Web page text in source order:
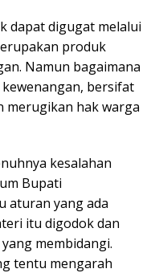
dapat digugat melalui
produk
Namun bagaimana
bersifat
merugikan hak warga
kesalahan
Bupati
aturan yang ada
itu digodok dan
membidangi.
tentu mengarah